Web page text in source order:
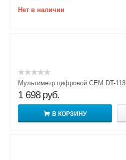
Нет в наличии
Мультиметр цифровой CEM DT-113
1 698 руб.
В КОРЗИНУ